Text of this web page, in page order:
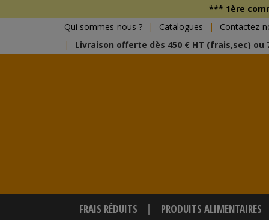
*** 1ère
Qui sommes-nous ?
Catalogues
Contactez-
Livraison offerte dès 450 € HT (frais,sec) ou
FRAIS RÉDUITS PRODUITS ALIMENTAIRES